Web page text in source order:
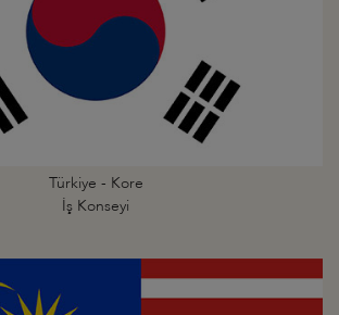
Türkiye - Kore
İş Konseyi